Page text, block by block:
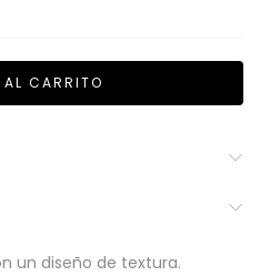
un diseño de textura.